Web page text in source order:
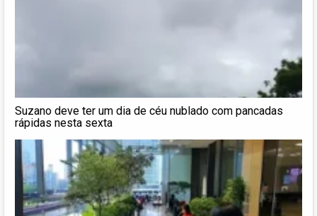
Suzano deve ter um dia de céu nublado com pancadas
rápidas nesta sexta